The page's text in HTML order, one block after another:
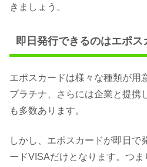
きましょう。
即日発行できるのはエポ
エポスカードは様々な種類が用
プラチナ、さらには企業と提携
も多数あります。
しかし、エポスカードが即日で
ードVISAだけとなります。つ